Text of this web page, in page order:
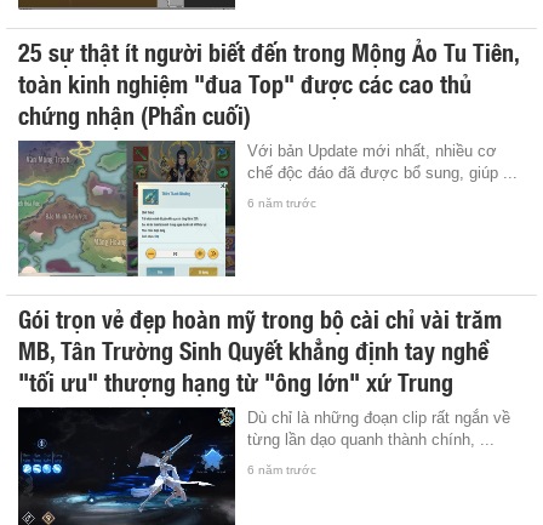
25 sự thật ít người biết đến trong Mộng Ảo Tu Tiên,
toàn kinh nghiệm "đua Top" được các cao thủ
chứng nhận (Phần cuối)
Với bản Update mới nhất, nhiều cơ
chế độc đáo đã được bổ sung, giúp ...
6 năm trước
Gói trọn vẻ đẹp hoàn mỹ trong bộ cài chỉ vài trăm
MB, Tân Trường Sinh Quyết khẳng định tay nghề
"tối ưu" thượng hạng từ "ông lớn" xứ Trung
Dù chỉ là những đoạn clip rất ngắn về
từng lần dạo quanh thành chính, ...
6 năm trước